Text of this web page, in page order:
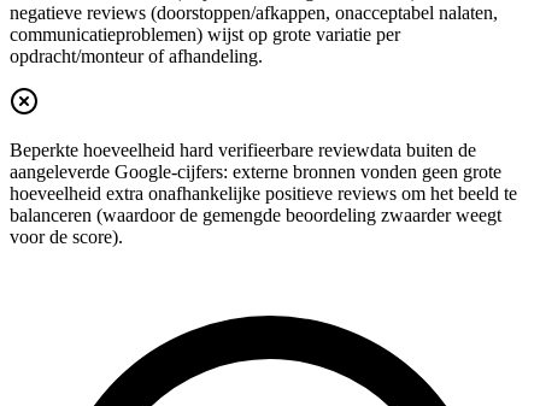
negatieve reviews (doorstoppen/afkappen, onacceptabel nalaten,
communicatieproblemen) wijst op grote variatie per
opdracht/monteur of afhandeling.
Beperkte hoeveelheid hard verifieerbare reviewdata buiten de
aangeleverde Google-cijfers: externe bronnen vonden geen grote
hoeveelheid extra onafhankelijke positieve reviews om het beeld te
balanceren (waardoor de gemengde beoordeling zwaarder weegt
voor de score).